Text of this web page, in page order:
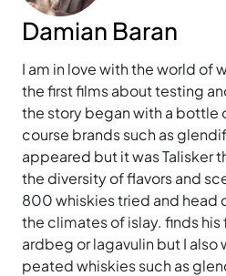
Damian Baran
I am in love with the world of
the first films about testing
the story began with a bottle
course brands such as
appeared but it was Talisker
the diversity of flavors and
800 whiskies tried and head
the climates of islay. finds
ardbeg or lagavulin but I also
peated whiskies such as